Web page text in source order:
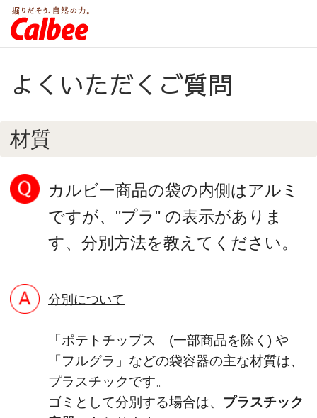
よくいただくご質問
材質
カルビー商品の袋の内側はアルミ
ですが、"プラ" の表示がありま
す、分別方法を教えてください。
分別について
「ポテトチップス」(一部商品を除く) や
「フルグラ」などの袋容器の主な材質は、
プラスチックです。
ゴミとして分別する場合は、 プラスチック